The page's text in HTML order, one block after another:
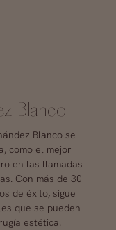
Blanco
Blanco se
como el mejor
en las llamadas
Con más de 30
de éxito, sigue
que se pueden
estética.